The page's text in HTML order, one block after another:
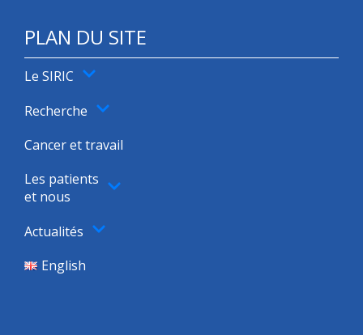
PLAN DU SITE
Le SIRIC
Recherche
Cancer et travail
Les patients
et nous
Actualités
English